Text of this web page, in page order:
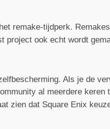
remake-tijdperk.
project ook echt wordt
Als je de
al meerdere keren
zien dat Square Enix